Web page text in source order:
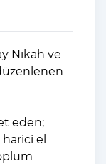
Nikah ve
eden;
el